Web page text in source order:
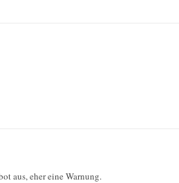
aus, eher eine Warnung.